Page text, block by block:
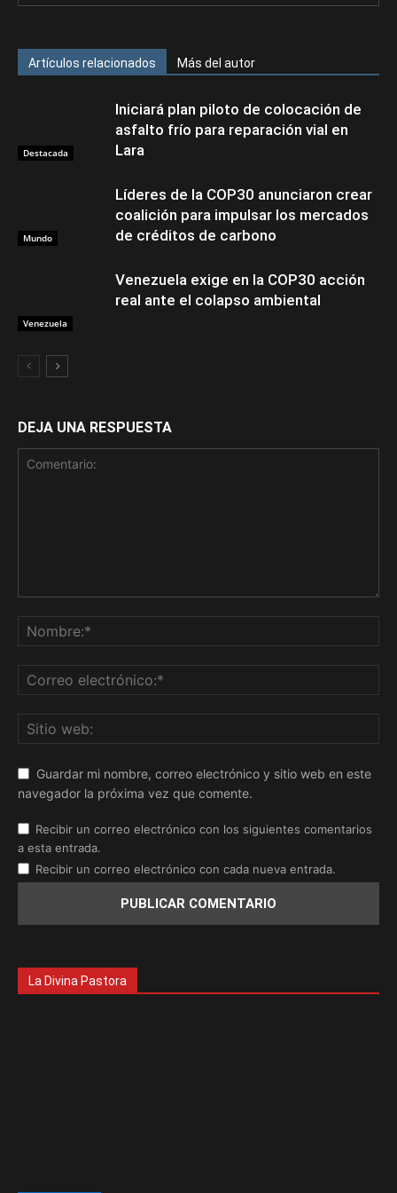
Artículos relacionados Más del autor
Destacada
Iniciará plan piloto de colocación de
asfalto frío para reparación vial en
Lara
Mundo
Líderes de la COP30 anunciaron crear
coalición para impulsar los mercados
de créditos de carbono
Venezuela
Venezuela exige en la COP30 acción
real ante el colapso ambiental
DEJA UNA RESPUESTA
Guardar mi nombre, correo electrónico y sitio web en este
navegador la próxima vez que comente.
Recibir un correo electrónico con los siguientes comentarios
a esta entrada.
Recibir un correo electrónico con cada nueva entrada.
La Divina Pastora